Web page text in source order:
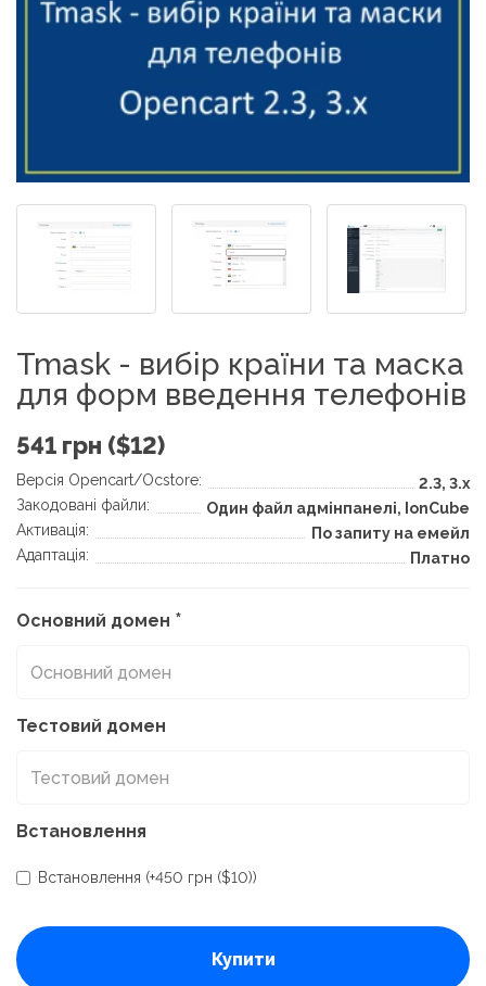
Tmask - вибір країни та маска
для форм введення телефонів
541 грн ($12)
Версія Opencart/Ocstore:
2.3, 3.x
Закодовані файли:
Один файл адмінпанелі, IonCube
Активація:
По запиту на емейл
Адаптація:
Платно
Основний домен
Тестовий домен
Встановлення
Встановлення (+450 грн ($10))
Купити